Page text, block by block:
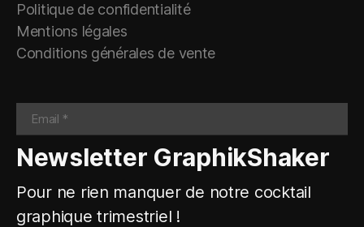
Politique de confidentialité
Mentions légales
Conditions générales de vente
Newsletter GraphikShaker
Pour ne rien manquer de notre cocktail
graphique trimestriel !